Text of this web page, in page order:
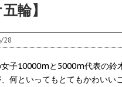
輪】
28
女子10000mと5000m代表の鈴
何といってもとてもかわい